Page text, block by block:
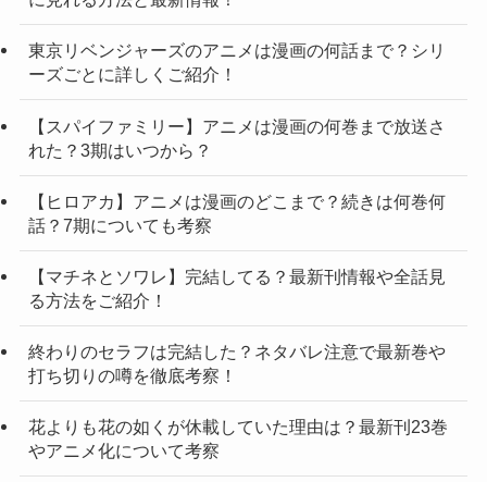
東京リベンジャーズのアニメは漫画の何話まで？シリ
ーズごとに詳しくご紹介！
【スパイファミリー】アニメは漫画の何巻まで放送さ
れた？3期はいつから？
【ヒロアカ】アニメは漫画のどこまで？続きは何巻何
話？7期についても考察
【マチネとソワレ】完結してる？最新刊情報や全話見
る方法をご紹介！
終わりのセラフは完結した？ネタバレ注意で最新巻や
打ち切りの噂を徹底考察！
花よりも花の如くが休載していた理由は？最新刊23巻
やアニメ化について考察